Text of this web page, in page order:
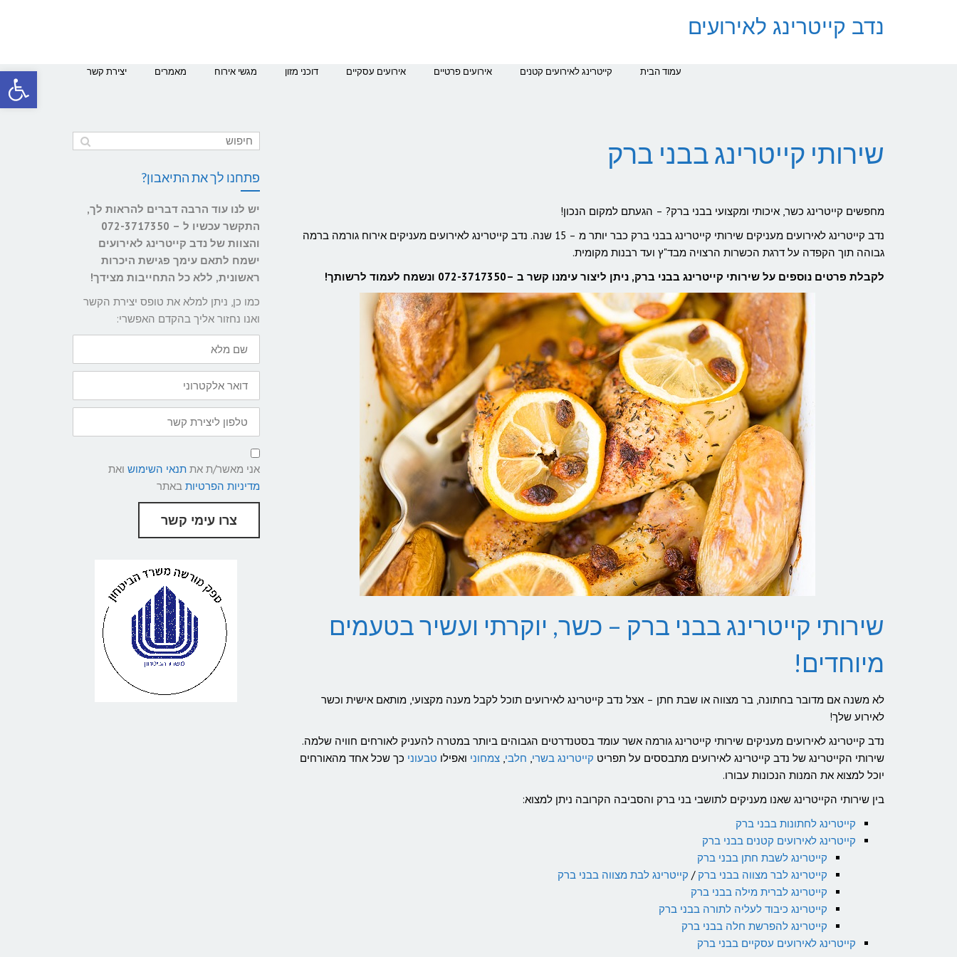
פתח
נדב קייטרינג לאירועים
עמוד הבית קייטרינג לאירועים קטנים אירועים פרטיים אירועים עסקיים דוכני מזון מגשי אירוח מאמרים יצירת קשר
שירותי קייטרינג בבני ברק
מחפשים קייטרינג כשר, איכותי ומקצועי בבני ברק? – הגעתם למקום הנכון!
נדב קייטרינג לאירועים מעניקים שירותי קייטרינג בבני ברק כבר יותר מ – 15 שנה. נדב קייטרינג לאירועים מעניקים אירוח גורמה ברמה
גבוהה תוך הקפדה על דרגת הכשרות הרצויה מבד"ץ ועד רבנות מקומית.
לקבלת פרטים נוספים על שירותי קייטרינג בבני ברק, ניתן ליצור עימנו קשר ב –072-3717350 ונשמח לעמוד לרשותך!
שירותי קייטרינג בבני ברק – כשר, יוקרתי ועשיר בטעמים
מיוחדים!
לא משנה אם מדובר בחתונה, בר מצווה או שבת חתן – אצל נדב קייטרינג לאירועים תוכל לקבל מענה מקצועי, מותאם אישית וכשר
לאירוע שלך!
נדב קייטרינג לאירועים מעניקים שירותי קייטרינג גורמה אשר עומד בסטנדרטים הגבוהים ביותר במטרה להעניק לאורחים חוויה שלמה.
שירותי הקייטרינג של נדב קייטרינג לאירועים מתבססים על תפריט קייטרינג בשרי, חלבי, צמחוני ואפילו טבעוני כך שכל אחד מהאורחים
יוכל למצוא את המנות הנכונות עבורו.
בין שירותי הקייטרינג שאנו מעניקים לתושבי בני ברק והסביבה הקרובה ניתן למצוא:
קייטרינג לחתונות בבני ברק
קייטרינג לאירועים קטנים בבני ברק
קייטרינג לשבת חתן בבני ברק
קייטרינג לבר מצווה בבני ברק / קייטרינג לבת מצווה בבני ברק
קייטרינג לברית מילה בבני ברק
קייטרינג כיבוד לעליה לתורה בבני ברק
קייטרינג להפרשת חלה בבני ברק
קייטרינג לאירועים עסקיים בבני ברק
פתחנו לך את התיאבון?
יש לנו עוד הרבה דברים להראות לך,
התקשר עכשיו ל – 072-3717350
והצוות של נדב קייטרינג לאירועים
ישמח לתאם עימך פגישת היכרות
ראשונית, ללא כל התחייבות מצידך!
כמו כן, ניתן למלא את טופס יצירת הקשר
ואנו נחזור אליך בהקדם האפשרי:
שם
מלא
דואר
אלקטרוני
טלפון
ליצירת
קשר
תנאי
שימוש
ומדיניות
פרטיות
אני מאשר/ת אתתנאי השימוש ואת
מדיניות הפרטיות באתר
צרו עימי קשר